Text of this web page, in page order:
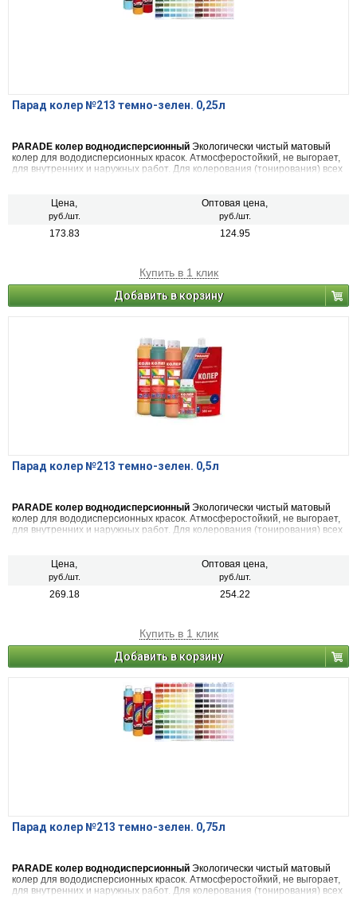
Парад колер №213 темно-зелен. 0,25л
PARADE колер воднодисперсионный Экологически чистый матовый
колер для вододисперсионных красок. Атмосферостойкий, не выгорает,
для внутренних и наружных работ. Для колерования (тонирования) всех
декоративных и дизайнерских работ. 22 цвета
Цена,
руб./шт.
Оптовая цена,
руб./шт.
173.83 124.95
Купить в 1 клик
Добавить в корзину
Парад колер №213 темно-зелен. 0,5л
PARADE колер воднодисперсионный Экологически чистый матовый
колер для вододисперсионных красок. Атмосферостойкий, не выгорает,
для внутренних и наружных работ. Для колерования (тонирования) всех
декоративных и дизайнерских работ. 22 цвета
Цена,
руб./шт.
Оптовая цена,
руб./шт.
269.18 254.22
Купить в 1 клик
Добавить в корзину
Парад колер №213 темно-зелен. 0,75л
PARADE колер воднодисперсионный Экологически чистый матовый
колер для вододисперсионных красок. Атмосферостойкий, не выгорает,
для внутренних и наружных работ. Для колерования (тонирования) всех